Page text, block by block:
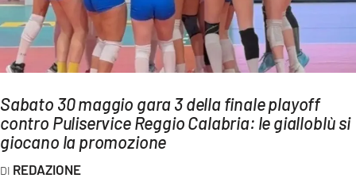
LAC TV
LAC NETWORK
LAC ONAIR
LaC
Network
Sabato 30 maggio gara 3 della finale playoff
contro Puliservice Reggio Calabria: le gialloblù si
giocano la promozione
REDAZIONE